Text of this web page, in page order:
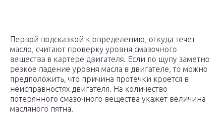
Первой подсказкой к определению, откуда течет
масло, считают проверку уровня смазочного
вещества в картере двигателя. Если по щупу заметно
резкое падение уровня масла в двигателе, то можно
предположить, что причина протечки кроется в
неисправностях двигателя. На количество
потерянного смазочного вещества укажет величина
масляного пятна.